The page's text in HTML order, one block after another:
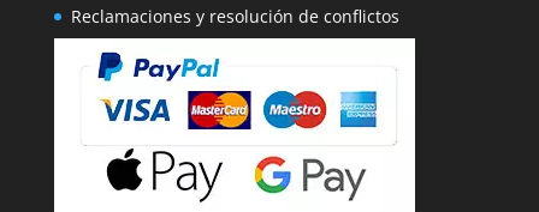
Reclamaciones y resolución de conflictos